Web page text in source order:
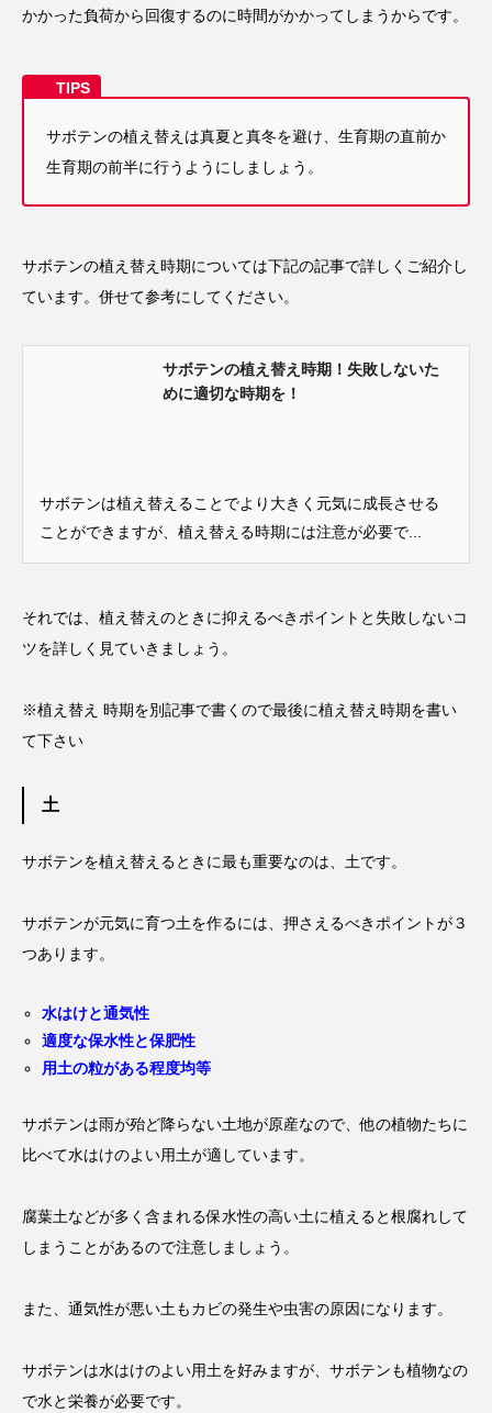
かかった負荷から回復するのに時間がかかってしまうからです。
サボテンの植え替えは真夏と真冬を避け、生育期の直前か
生育期の前半に行うようにしましょう。
サボテンの植え替え時期については下記の記事で詳しくご紹介し
ています。併せて参考にしてください。
サボテンの植え替え時期！失敗しないた
めに適切な時期を！
サボテンは植え替えることでより大きく元気に成長させる
ことができますが、植え替える時期には注意が必要で...
それでは、植え替えのときに抑えるべきポイントと失敗しないコ
ツを詳しく見ていきましょう。
※植え替え 時期を別記事で書くので最後に植え替え時期を書い
て下さい
土
サボテンを植え替えるときに最も重要なのは、土です。
サボテンが元気に育つ土を作るには、押さえるべきポイントが３
つあります。
水はけと通気性
適度な保水性と保肥性
用土の粒がある程度均等
サボテンは雨が殆ど降らない土地が原産なので、他の植物たちに
比べて水はけのよい用土が適しています。
腐葉土などが多く含まれる保水性の高い土に植えると根腐れして
しまうことがあるので注意しましょう。
また、通気性が悪い土もカビの発生や虫害の原因になります。
サボテンは水はけのよい用土を好みますが、サボテンも植物なの
で水と栄養が必要です。